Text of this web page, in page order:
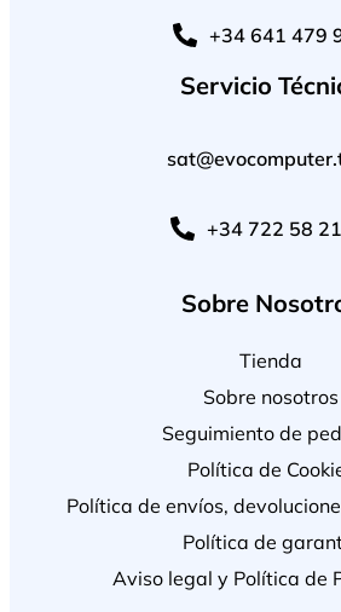
+34 641 479
Servicio
+34 722 58
Sobre
Tienda
Sobre nosotros
Seguimiento de
Política de
Política de envíos,
Política de
Aviso legal y Política de